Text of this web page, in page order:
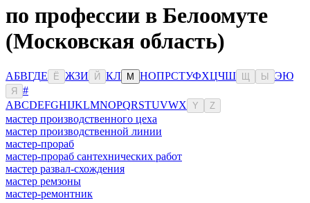
по профессии в Белоомуте
(Московская область)
АБВГДЕ Ё ЖЗИ Й КЛ М НОПРСТУФХЦЧШ Ы ЭЮ
Я
#
ABCDEFGHIJKLMNOPQRSTUVWX Y Z
мастер производственного цеха
мастер производственной линии
мастер-прораб
мастер-прораб сантехнических работ
мастер развал-схождения
мастер ремзоны
мастер-ремонтник